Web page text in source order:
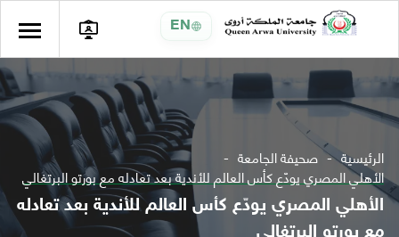
EN
الرئيسية صحيفة الجامعة
الأهلي المصري يودّع كأس العالم للأندية بعد تعادله مع بورتو البرتغالي
الأهلي المصري يودّع كأس العالم للأندية بعد تعادله
مع بورتو البرتغالي